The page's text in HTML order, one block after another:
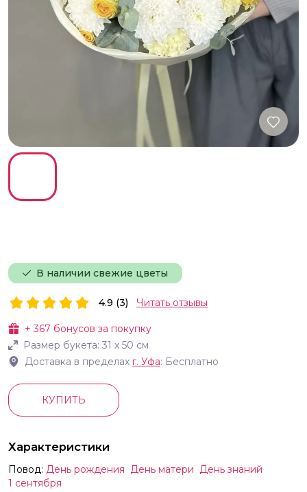
В наличии свежие цветы
+367 бонусов за покупку
Размер букета: 31 х 50 см
Доставка в пределах г. Уфа: Бесплатно
4.9 (3) Читать отзывы
КУПИТЬ
Характеристики
Повод: День рождения День матери День знаний
1 сентября